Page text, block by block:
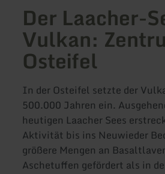
Der Laacher-
Vulkan:
Osteifel
In der Osteifel setzte der
500.000 Jahren ein.
heutigen Laacher Sees
Aktivität bis ins Neuwieder
größere Mengen an
Aschetuffen gefördert als in